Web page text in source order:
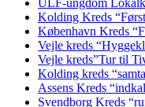
ULF-ungdom
Kolding Kreds
København Kreds
Vejle kreds
Vejle kreds”Tur til
Kolding kreds
Assens Kreds
Svendborg Kreds